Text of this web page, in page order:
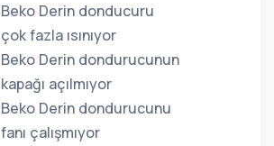
Beko Derin donducuru
çok fazla ısınıyor
Beko Derin dondurucunun
kapağı açılmıyor
Beko Derin dondurucunu
fanı çalışmıyor